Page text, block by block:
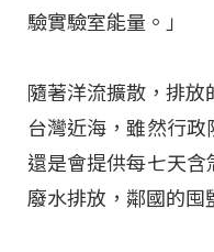
驗實驗室能量。」
隨著洋流擴散，排放
台灣近海，雖然行
還是會提供每七天
廢水排放，鄰國的囤